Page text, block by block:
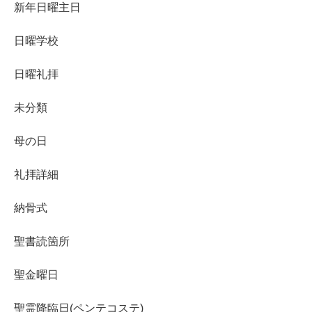
新年日曜主日
日曜学校
日曜礼拝
未分類
母の日
礼拝詳細
納骨式
聖書読箇所
聖金曜日
聖霊降臨日(ペンテコステ)